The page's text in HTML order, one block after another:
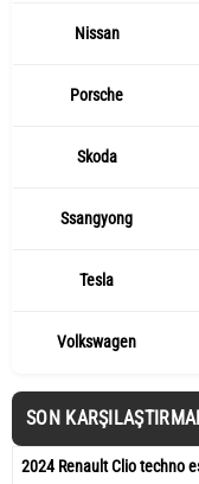
Nissan
Porsche
Skoda
Ssangyong
Tesla
Volkswagen
SON
2024 Renault Clio techno